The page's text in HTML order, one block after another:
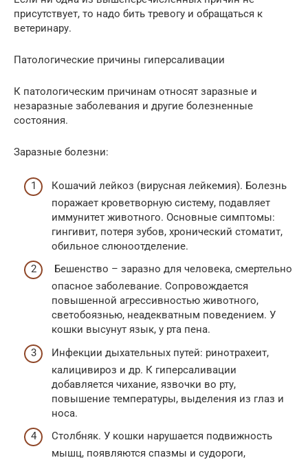
присутствует, то надо бить тревогу и обращаться к
ветеринару.
Патологические причины гиперсаливации
К патологическим причинам относят заразные и
незаразные заболевания и другие болезненные
состояния.
Заразные болезни:
Кошачий лейкоз (вирусная лейкемия). Болезнь
поражает кроветворную систему, подавляет
иммунитет животного. Основные симптомы:
гингивит, потеря зубов, хронический стоматит,
обильное слюноотделение.
Бешенство – заразно для человека, смертельно
опасное заболевание. Сопровождается
повышенной агрессивностью животного,
светобоязнью, неадекватным поведением. У
кошки высунут язык, у рта пена.
Инфекции дыхательных путей: ринотрахеит,
калицивироз и др. К гиперсаливации
добавляется чихание, язвочки во рту,
повышение температуры, выделения из глаз и
носа.
Столбняк. У кошки нарушается подвижность
мышц, появляются спазмы и судороги,